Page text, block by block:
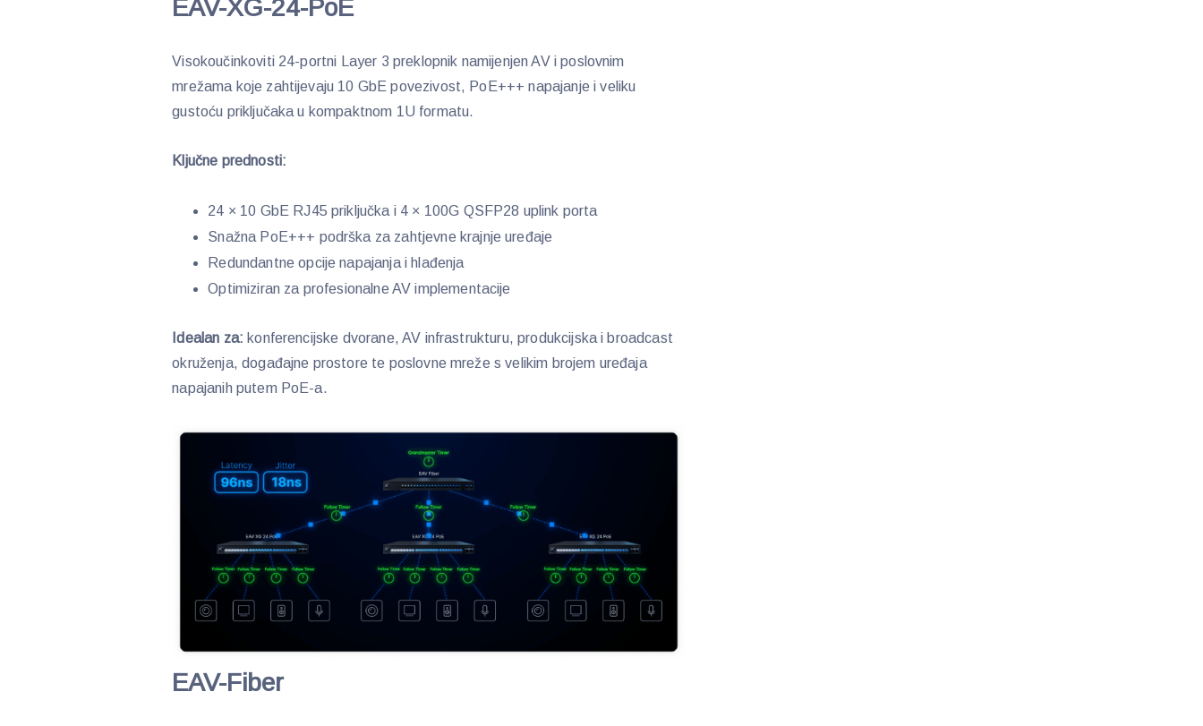
EAV-XG-24-PoE
Visokoučinkoviti 24-portni Layer 3 preklopnik namijenjen AV i poslovnim
mrežama koje zahtijevaju 10 GbE povezivost, PoE+++ napajanje i veliku
gustoću priključaka u kompaktnom 1U formatu.
Ključne prednosti:
24 × 10 GbE RJ45 priključka i 4 × 100G QSFP28 uplink porta
Snažna PoE+++ podrška za zahtjevne krajnje uređaje
Redundantne opcije napajanja i hlađenja
Optimiziran za profesionalne AV implementacije
Idealan za: konferencijske dvorane, AV infrastrukturu, produkcijska i broadcast
okruženja, događajne prostore te poslovne mreže s velikim brojem uređaja
napajanih putem PoE-a.
EAV-Fiber